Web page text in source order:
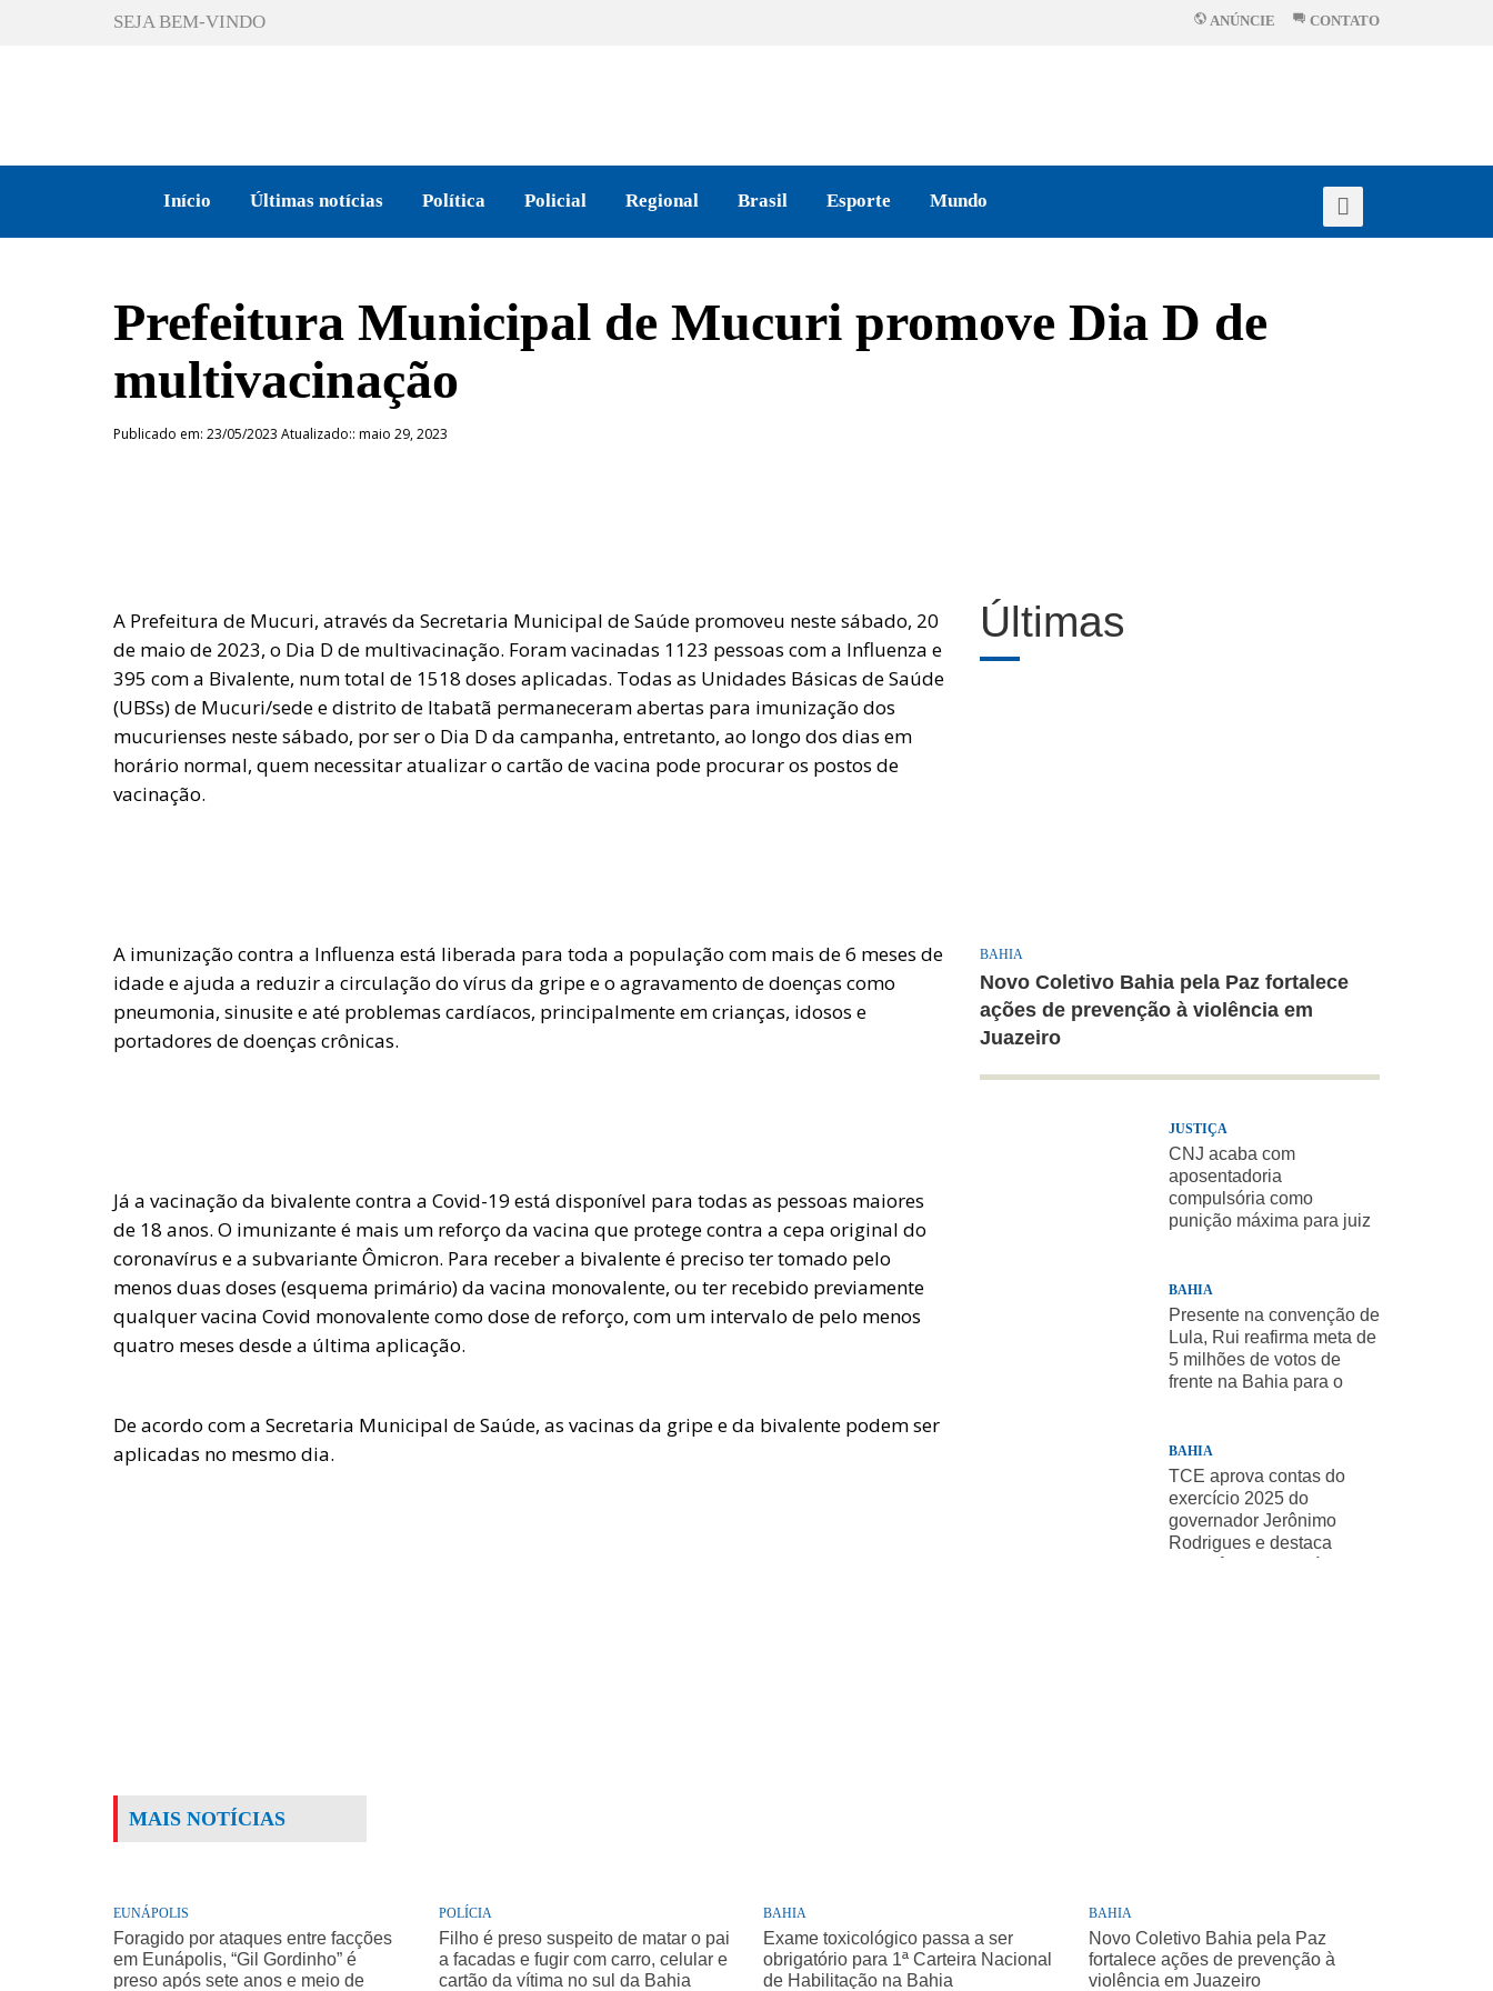
SEJA BEM-VINDO ANÚNCIE CONTATO
Início Últimas notícias Política Policial Regional Brasil Esporte Mundo
Prefeitura Municipal de Mucuri promove Dia D de
multivacinação
Publicado em: 23/05/2023 Atualizado:: maio 29, 2023
A Prefeitura de Mucuri, através da Secretaria Municipal de Saúde promoveu neste sábado, 20
de maio de 2023, o Dia D de multivacinação. Foram vacinadas 1123 pessoas com a Influenza e
395 com a Bivalente, num total de 1518 doses aplicadas. Todas as Unidades Básicas de Saúde
(UBSs) de Mucuri/sede e distrito de Itabatã permaneceram abertas para imunização dos
mucurienses neste sábado, por ser o Dia D da campanha, entretanto, ao longo dos dias em
horário normal, quem necessitar atualizar o cartão de vacina pode procurar os postos de
vacinação.
A imunização contra a Influenza está liberada para toda a população com mais de 6 meses de
idade e ajuda a reduzir a circulação do vírus da gripe e o agravamento de doenças como
pneumonia, sinusite e até problemas cardíacos, principalmente em crianças, idosos e
portadores de doenças crônicas.
Já a vacinação da bivalente contra a Covid-19 está disponível para todas as pessoas maiores
de 18 anos. O imunizante é mais um reforço da vacina que protege contra a cepa original do
coronavírus e a subvariante Ômicron. Para receber a bivalente é preciso ter tomado pelo
menos duas doses (esquema primário) da vacina monovalente, ou ter recebido previamente
qualquer vacina Covid monovalente como dose de reforço, com um intervalo de pelo menos
quatro meses desde a última aplicação.
De acordo com a Secretaria Municipal de Saúde, as vacinas da gripe e da bivalente podem ser
aplicadas no mesmo dia.
Últimas
BAHIA
Novo Coletivo Bahia pela Paz fortalece
ações de prevenção à violência em
Juazeiro
JUSTIÇA
CNJ acaba com
aposentadoria
compulsória como
punição máxima para juiz
BAHIA
Presente na convenção de
Lula, Rui reafirma meta de
5 milhões de votos de
frente na Bahia para o
BAHIA
TCE aprova contas do
exercício 2025 do
governador Jerônimo
Rodrigues e destaca
MAIS NOTÍCIAS
EUNÁPOLIS
Foragido por ataques entre facções
em Eunápolis, “Gil Gordinho” é
preso após sete anos e meio de
POLÍCIA
Filho é preso suspeito de matar o pai
a facadas e fugir com carro, celular e
cartão da vítima no sul da Bahia
BAHIA
Exame toxicológico passa a ser
obrigatório para 1ª Carteira Nacional
de Habilitação na Bahia
BAHIA
Novo Coletivo Bahia pela Paz
fortalece ações de prevenção à
violência em Juazeiro